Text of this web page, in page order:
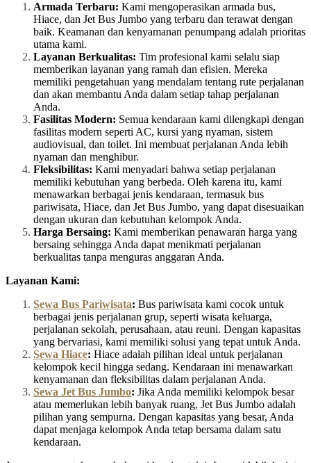
Armada Terbaru: Kami mengoperasikan armada bus,
Hiace, dan Jet Bus Jumbo yang terbaru dan terawat dengan
baik. Keamanan dan kenyamanan penumpang adalah prioritas
utama kami.
Layanan Berkualitas: Tim profesional kami selalu siap
memberikan layanan yang ramah dan efisien. Mereka
memiliki pengetahuan yang mendalam tentang rute perjalanan
dan akan membantu Anda dalam setiap tahap perjalanan
Anda.
Fasilitas Modern: Semua kendaraan kami dilengkapi dengan
fasilitas modern seperti AC, kursi yang nyaman, sistem
audiovisual, dan toilet. Ini membuat perjalanan Anda lebih
nyaman dan menghibur.
Fleksibilitas: Kami menyadari bahwa setiap perjalanan
memiliki kebutuhan yang berbeda. Oleh karena itu, kami
menawarkan berbagai jenis kendaraan, termasuk bus
pariwisata, Hiace, dan Jet Bus Jumbo, yang dapat disesuaikan
dengan ukuran dan kebutuhan kelompok Anda.
Harga Bersaing: Kami memberikan penawaran harga yang
bersaing sehingga Anda dapat menikmati perjalanan
berkualitas tanpa menguras anggaran Anda.
Layanan Kami:
Sewa Bus Pariwisata: Bus pariwisata kami cocok untuk
berbagai jenis perjalanan grup, seperti wisata keluarga,
perjalanan sekolah, perusahaan, atau reuni. Dengan kapasitas
yang bervariasi, kami memiliki solusi yang tepat untuk Anda.
Sewa Hiace: Hiace adalah pilihan ideal untuk perjalanan
kelompok kecil hingga sedang. Kendaraan ini menawarkan
kenyamanan dan fleksibilitas dalam perjalanan Anda.
Sewa Jet Bus Jumbo: Jika Anda memiliki kelompok besar
atau memerlukan lebih banyak ruang, Jet Bus Jumbo adalah
pilihan yang sempurna. Dengan kapasitas yang besar, Anda
dapat menjaga kelompok Anda tetap bersama dalam satu
kendaraan.